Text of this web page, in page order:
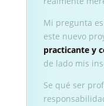
Mi pregunta
este nuevo
practicante y
de lado mis
Se qué ser